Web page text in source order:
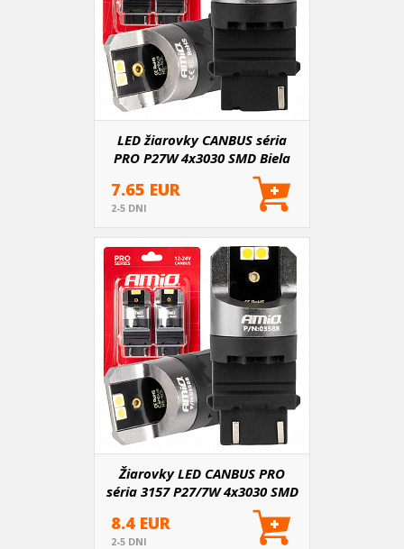
LED žiarovky CANBUS séria
PRO P27W 4x3030 SMD Biela
7.65 EUR
2-5 DNI
Žiarovky LED CANBUS PRO
séria 3157 P27/7W 4x3030 SMD
8.4 EUR
2-5 DNI